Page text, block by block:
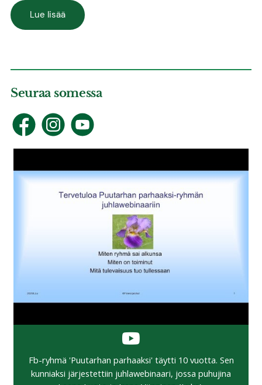
Lue lisää
Seuraa somessa
Fb-ryhmä 'Puutarhan parhaaksi' täytti 10 vuotta. Sen
kunniaksi järjestettiin juhlawebinaari, jossa puhujina